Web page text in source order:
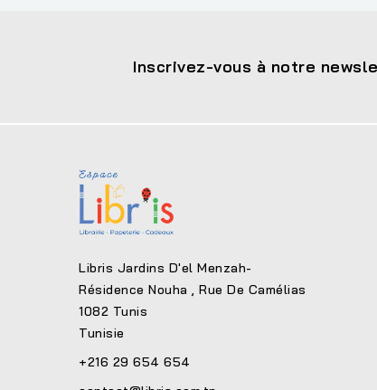
Inscrivez-vous à notre
Libris Jardins D'el Menzah-
Résidence Nouha , Rue De Camélias
1082 Tunis
Tunisie
+216 29 654 654